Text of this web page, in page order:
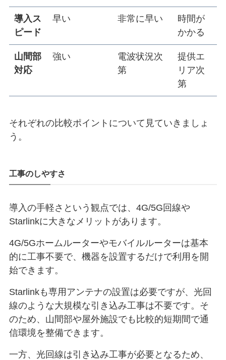
導入ス
ピード
早い 非常に早い
時間が
かかる
山間部
対応
強い
電波状況次
第
提供エ
リア次
第
それぞれの比較ポイントについて見ていきましょ
う。
工事のしやすさ
導入の手軽さという観点では、4G/5G回線や
Starlinkに大きなメリットがあります。
4G/5Gホームルーターやモバイルルーターは基本
的に工事不要で、機器を設置するだけで利用を開
始できます。
Starlinkも専用アンテナの設置は必要ですが、光回
線のような大規模な引き込み工事は不要です。そ
のため、山間部や屋外施設でも比較的短期間で通
信環境を整備できます。
一方、光回線は引き込み工事が必要となるため、